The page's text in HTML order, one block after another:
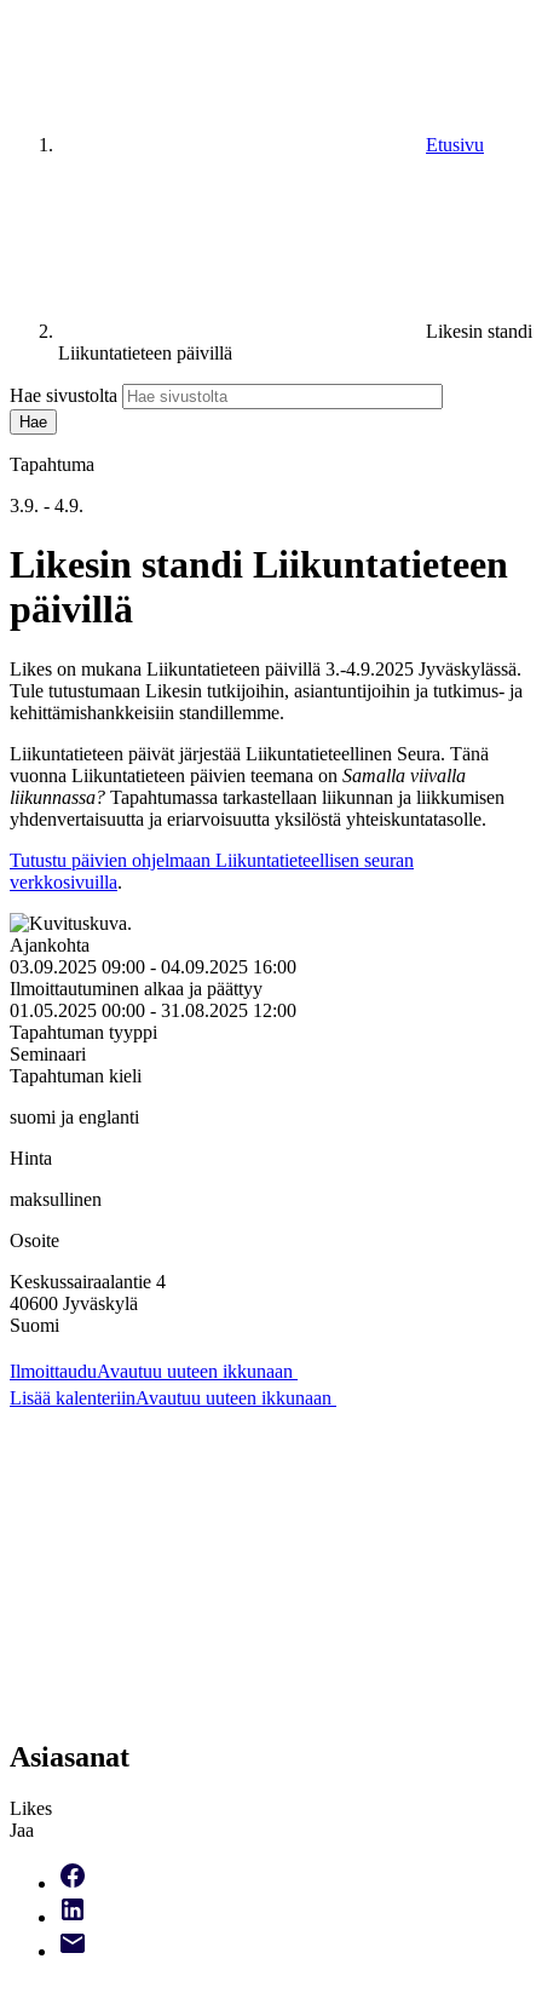
Etusivu
Likesin standi
Liikuntatieteen päivillä
Hae sivustolta
Tapahtuma
3.9. - 4.9.
Likesin standi Liikuntatieteen
päivillä
Likes on mukana Liikuntatieteen päivillä 3.-4.9.2025 Jyväskylässä.
Tule tutustumaan Likesin tutkijoihin, asiantuntijoihin ja tutkimus- ja
kehittämishankkeisiin standillemme.
Liikuntatieteen päivät järjestää Liikuntatieteellinen Seura. Tänä
vuonna Liikuntatieteen päivien teemana on Samalla viivalla
liikunnassa? Tapahtumassa tarkastellaan liikunnan ja liikkumisen
yhdenvertaisuutta ja eriarvoisuutta yksilöstä yhteiskuntatasolle.
Tutustu päivien ohjelmaan Liikuntatieteellisen seuran
verkkosivuilla.
Ajankohta
03.09.2025 09:00 - 04.09.2025 16:00
Ilmoittautuminen alkaa ja päättyy
01.05.2025 00:00 - 31.08.2025 12:00
Tapahtuman tyyppi
Seminaari
Tapahtuman kieli
suomi ja englanti
Hinta
maksullinen
Osoite
Keskussairaalantie 4
40600 Jyväskylä
Suomi
IlmoittauduAvautuu uuteen ikkunaan
Lisää kalenteriinAvautuu uuteen ikkunaan
Asiasanat
Likes
Jaa